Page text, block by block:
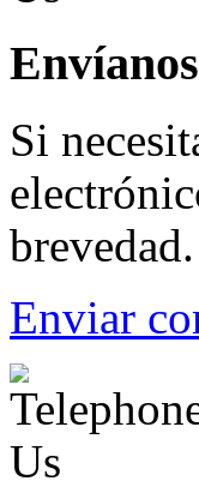
Si
brevedad.
Enviar